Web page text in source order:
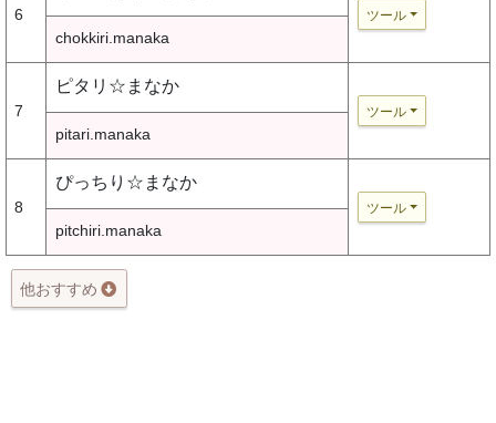
6 ツール
chokkiri.manaka
7
ピタリ☆まなか
ツール
pitari.manaka
8
ぴっちり☆まなか
ツール
pitchiri.manaka
他おすすめ